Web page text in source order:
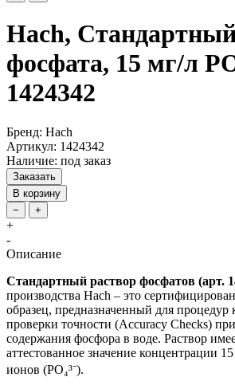
Hach,
фосфата, 15 мг/л
1424342
Бренд: Hach
Артикул: 1424342
Наличие: под заказ
Заказать
В корзину
−
+
+
-
Описание
Стандартный раствор фосфатов (арт.
производства Hach – это
образец, предназначенный для процедур
проверки точности (Accuracy Checks)
содержания фосфора в воде. Раствор
аттестованное значение концентрации
ионов (PO₄³⁻).